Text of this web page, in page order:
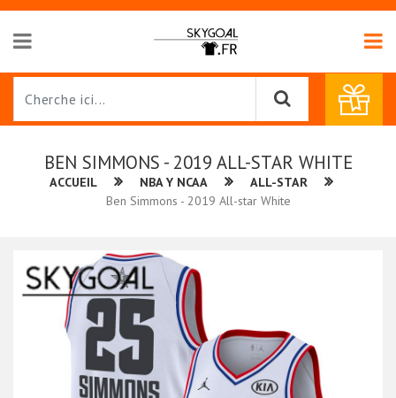
BEN SIMMONS - 2019 ALL-STAR WHITE
ACCUEIL NBA Y NCAA
ALL-STAR
Ben Simmons - 2019 All-star White